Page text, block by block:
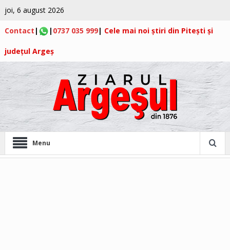
joi, 6 august 2026
Contact | | 0737 035 999| Cele mai noi știri din Pitești și
județul Argeș
Menu